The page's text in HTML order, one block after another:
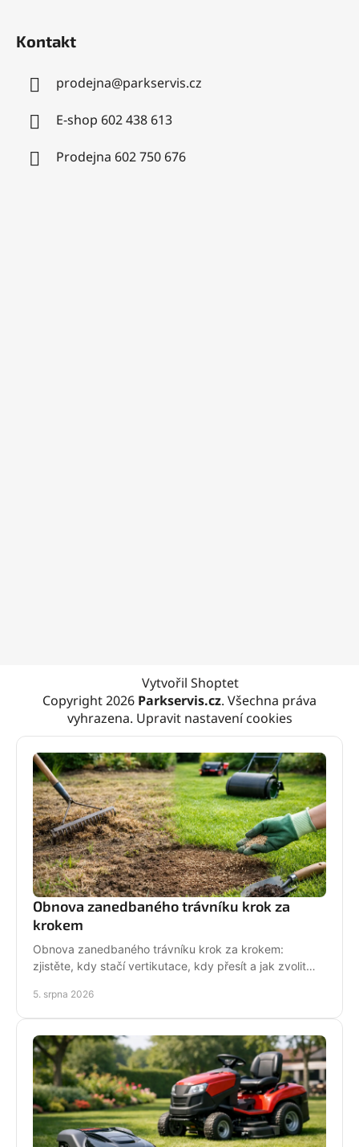
Kontakt
prodejna@parkservis.cz
E-shop 602 438 613
Prodejna 602 750 676
Vytvořil Shoptet
Copyright 2026 Parkservis.cz. Všechna práva
vyhrazena. Upravit nastavení cookies
Obnova zanedbaného trávníku krok za
krokem
Obnova zanedbaného trávníku krok za krokem:
zjistěte, kdy stačí vertikutace, kdy přesít a jak zvolit
chyb
5. srpna 2026